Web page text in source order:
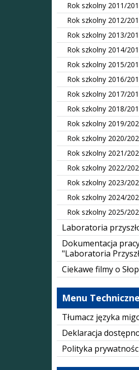
Rok szkolny 2011/
Rok szkolny 2012/
Rok szkolny 2013/
Rok szkolny 2014/
Rok szkolny 2015/
Rok szkolny 2016/
Rok szkolny 2017/
Rok szkolny 2018/
Rok szkolny 2019/
Rok szkolny 2020/
Rok szkolny 2021/
Rok szkolny 2022/
Rok szkolny 2023/
Rok szkolny 2024/
Rok szkolny 2025/
Laboratoria
Dokumentacja
"Laboratoria
Ciekawe filmy o
Menu Techniczne
Tłumacz języka
Deklaracja
Polityka